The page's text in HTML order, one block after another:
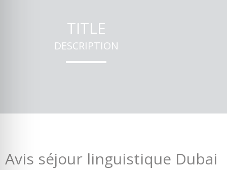
TITLE
DESCRIPTION
Avis séjour linguistique Dubai